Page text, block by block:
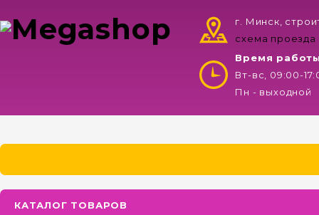
г. Минск,
схема проезда
Время
Вт-вс, 09:00-
Пн - выходной
КАТАЛОГ ТОВАРОВ